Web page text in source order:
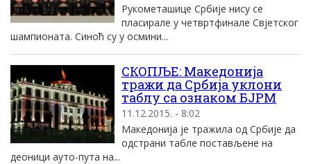
Рукометашице Србије нису се
пласирале у четвртфинале Свјетског
шампионата. Синоћ су у осмини...
СКОПЉЕ: Македонија
тражи да Србија уклони
таблу са ознаком БЈРМ
11.12.2015. - 8:02
Македонија је тражила од Србије да
одстрани табле постављене на
деоници ауто-пута на...